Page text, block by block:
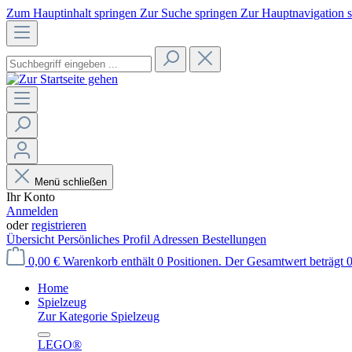
Zum Hauptinhalt springen Zur Suche springen Zur Hauptnavigation
Menü schließen
Ihr Konto
Anmelden
oderregistrieren
Übersicht Persönliches Profil Adressen Bestellungen
0,00 € Warenkorb enthält 0 Positionen. Der Gesamtwert beträgt
Home
Spielzeug
Zur Kategorie Spielzeug
LEGO®